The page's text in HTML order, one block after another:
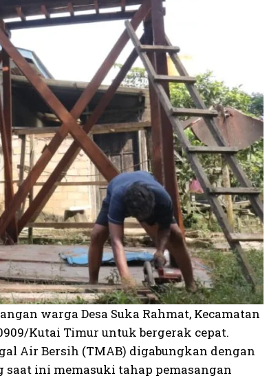
warga Desa Suka Rahmat, Kecamatan
Kutai Timur untuk bergerak cepat.
Air Bersih (TMAB) digabungkan dengan
ini memasuki tahap pemasangan